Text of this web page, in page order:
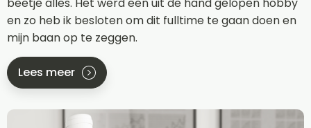
en zo heb ik besloten om dit fulltime te gaan doen en
mijn baan op te zeggen.
Lees meer